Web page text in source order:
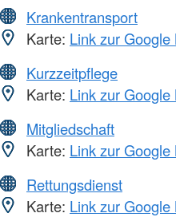
Krankentransport
Karte: Link zur
Kurzzeitpflege
Karte: Link zur
Mitgliedschaft
Karte: Link zur
Rettungsdienst
Karte: Link zur